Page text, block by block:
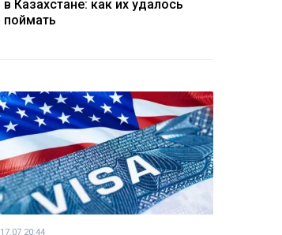
в Казахстане: как их удалось
поймать
17.07 20:44